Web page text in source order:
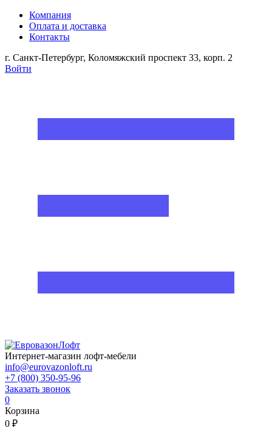
Компания
Оплата и доставка
Контакты
г. Санкт-Петербург, Коломяжский проспект 33, корп. 2
Войти
Интернет-магазин лофт-мебели
info@eurovazonloft.ru
+7 (800) 350-95-96
Заказать звонок
0
Корзина
0 ₽